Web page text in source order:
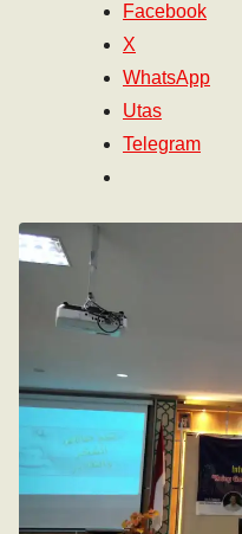
Facebook
X
WhatsApp
Utas
Telegram